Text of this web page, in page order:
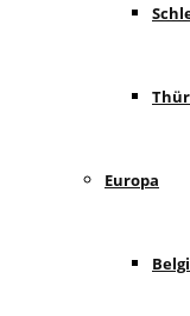
Europa